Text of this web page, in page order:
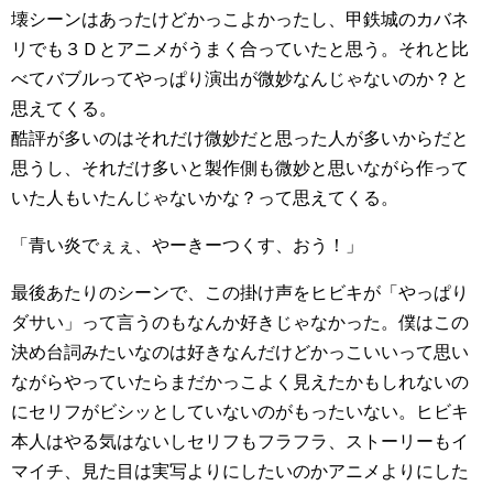
壊シーンはあったけどかっこよかったし、甲鉄城のカバネ
リでも３Ｄとアニメがうまく合っていたと思う。それと比
べてバブルってやっぱり演出が微妙なんじゃないのか？と
思えてくる。
酷評が多いのはそれだけ微妙だと思った人が多いからだと
思うし、それだけ多いと製作側も微妙と思いながら作って
いた人もいたんじゃないかな？って思えてくる。
「青い炎でぇぇ、やーきーつくす、おう！」
最後あたりのシーンで、この掛け声をヒビキが「やっぱり
ダサい」って言うのもなんか好きじゃなかった。僕はこの
決め台詞みたいなのは好きなんだけどかっこいいって思い
ながらやっていたらまだかっこよく見えたかもしれないの
にセリフがビシッとしていないのがもったいない。ヒビキ
本人はやる気はないしセリフもフラフラ、ストーリーもイ
マイチ、見た目は実写よりにしたいのかアニメよりにした